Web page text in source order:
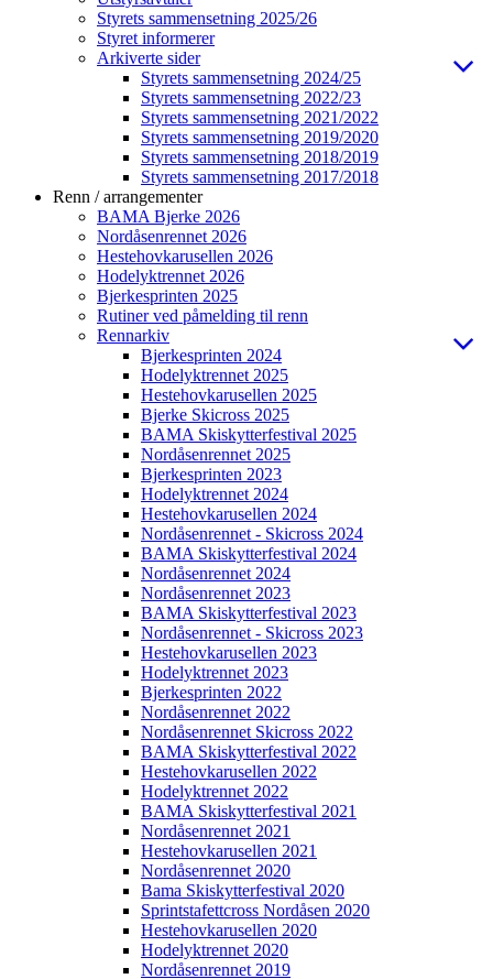
Styrets sammensetning 2025/26
Styret informerer
Arkiverte sider
Styrets sammensetning 2024/25
Styrets sammensetning 2022/23
Styrets sammensetning 2021/2022
Styrets sammensetning 2019/2020
Styrets sammensetning 2018/2019
Styrets sammensetning 2017/2018
Renn / arrangementer
BAMA Bjerke 2026
Nordåsenrennet 2026
Hestehovkarusellen 2026
Hodelyktrennet 2026
Bjerkesprinten 2025
Rutiner ved påmelding til renn
Rennarkiv
Bjerkesprinten 2024
Hodelyktrennet 2025
Hestehovkarusellen 2025
Bjerke Skicross 2025
BAMA Skiskytterfestival 2025
Nordåsenrennet 2025
Bjerkesprinten 2023
Hodelyktrennet 2024
Hestehovkarusellen 2024
Nordåsenrennet - Skicross 2024
BAMA Skiskytterfestival 2024
Nordåsenrennet 2024
Nordåsenrennet 2023
BAMA Skiskytterfestival 2023
Nordåsenrennet - Skicross 2023
Hestehovkarusellen 2023
Hodelyktrennet 2023
Bjerkesprinten 2022
Nordåsenrennet 2022
Nordåsenrennet Skicross 2022
BAMA Skiskytterfestival 2022
Hestehovkarusellen 2022
Hodelyktrennet 2022
BAMA Skiskytterfestival 2021
Nordåsenrennet 2021
Hestehovkarusellen 2021
Nordåsenrennet 2020
Bama Skiskytterfestival 2020
Sprintstafettcross Nordåsen 2020
Hestehovkarusellen 2020
Hodelyktrennet 2020
Nordåsenrennet 2019